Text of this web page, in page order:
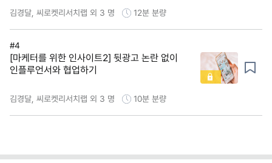
김경달, 씨로켓리서치랩 외 3 명 12분 분량
#4
[마케터를 위한 인사이트2] 뒷광고 논란 없이
인플루언서와 협업하기
김경달, 씨로켓리서치랩 외 3 명 10분 분량